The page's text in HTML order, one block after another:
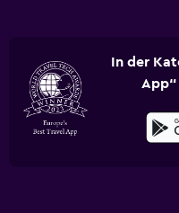
In der